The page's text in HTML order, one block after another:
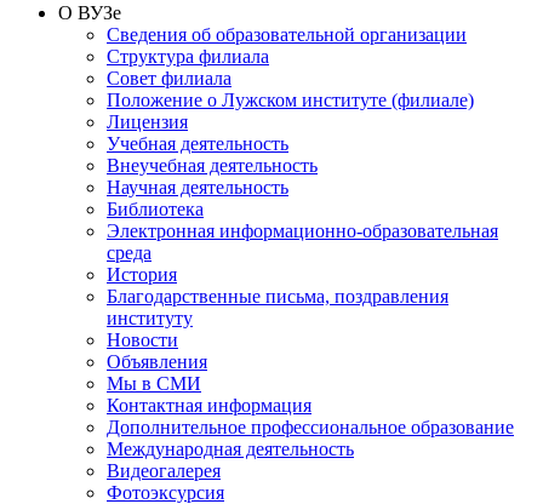
О ВУЗе
Сведения об образовательной организации
Структура филиала
Совет филиала
Положение о Лужском институте (филиале)
Лицензия
Учебная деятельность
Внеучебная деятельность
Научная деятельность
Библиотека
Электронная информационно-образовательная
среда
История
Благодарственные письма, поздравления
институту
Новости
Объявления
Мы в СМИ
Контактная информация
Дополнительное профессиональное образование
Международная деятельность
Видеогалерея
Фотоэксурсия